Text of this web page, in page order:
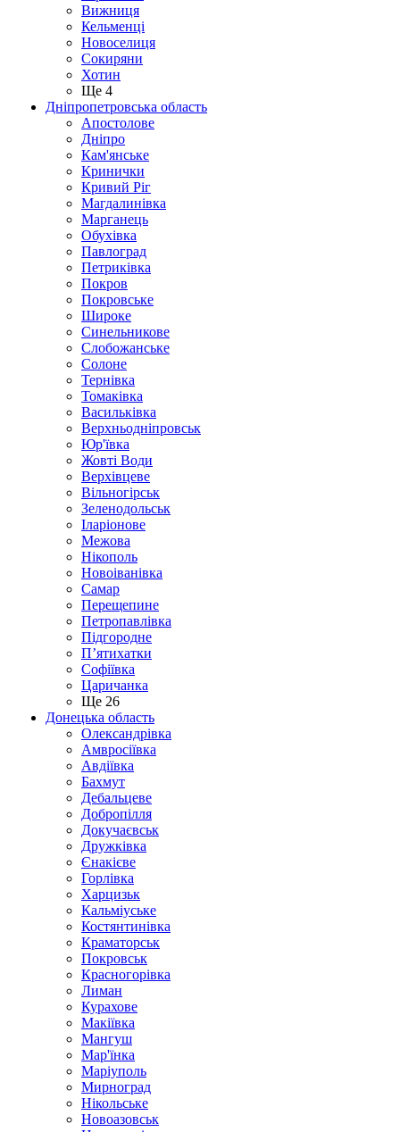
Вижниця
Кельменці
Новоселиця
Сокиряни
Хотин
Ще 4
Дніпропетровська область
Апостолове
Дніпро
Кам'янське
Кринички
Кривий Ріг
Магдалинівка
Марганець
Обухівка
Павлоград
Петриківка
Покров
Покровське
Широке
Синельникове
Слобожанське
Солоне
Тернівка
Томаківка
Васильківка
Верхньодніпровськ
Юр'ївка
Жовті Води
Верхівцеве
Вільногірськ
Зеленодольськ
Іларіонове
Межова
Нікополь
Новоіванівка
Самар
Перещепине
Петропавлівка
Підгородне
П’ятихатки
Софіївка
Царичанка
Ще 26
Донецька область
Олександрівка
Амвросіївка
Авдіївка
Бахмут
Дебальцеве
Добропілля
Докучаєвськ
Дружківка
Єнакієве
Горлівка
Харцизьк
Кальміуське
Костянтинівка
Краматорськ
Покровськ
Красногорівка
Лиман
Курахове
Макіївка
Мангуш
Мар'їнка
Маріуполь
Мирноград
Нікольське
Новоазовськ